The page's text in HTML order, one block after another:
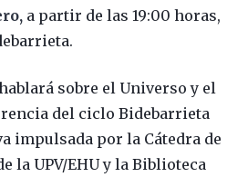
a partir de las 19:00 horas,
sobre el Universo y el
del ciclo Bidebarrieta
impulsada por la Cátedra de
la UPV/EHU y la Biblioteca